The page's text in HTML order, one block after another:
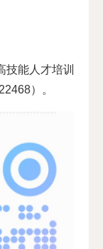
技能人才培训
）。